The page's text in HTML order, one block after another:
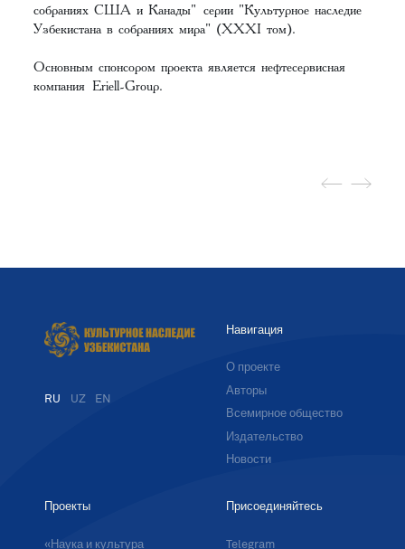
собраниях США и Канады" серии "Культурное наследие
Узбекистана в собраниях мира" (XXXI том).
Основным спонсором проекта является нефтесервисная
компанияEriell-Group.
RU UZ EN
Навигация
О проекте
Авторы
Всемирное общество
Издательство
Новости
Проекты
«Наука и культура
Присоединяйтесь
Telegram